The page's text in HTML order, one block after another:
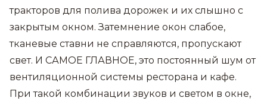
тракторов для полива дорожек и их слышно с
закрытым окном. Затемнение окон слабое,
тканевые ставни не справляются, пропускают
свет. И САМОЕ ГЛАВНОЕ, это постоянный шум от
вентиляционной системы ресторана и кафе.
При такой комбинации звуков и светом в окне,